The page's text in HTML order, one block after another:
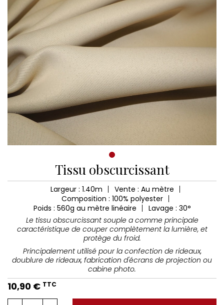
Tissu obscurcissant
Largeur : 1.40m
Vente : Au mètre
Composition : 100% polyester
Poids : 560g au mètre linéaire
Lavage : 30°
Le tissu obscurcissant souple a comme principale
caractéristique de couper complètement la lumière, et
protège du froid.
Principalement utilisé pour la confection de rideaux,
doublure de rideaux, fabrication d'écrans de projection ou
cabine photo.
10,90 € TTC